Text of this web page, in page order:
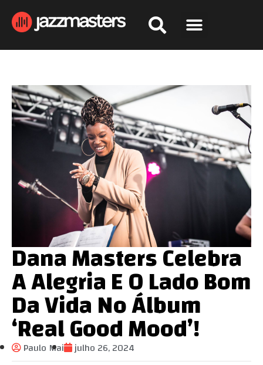
Dana Masters Celebra
A Alegria E O Lado Bom
Da Vida No Álbum
‘Real Good Mood’!
Paulo Mai
julho 26, 2024